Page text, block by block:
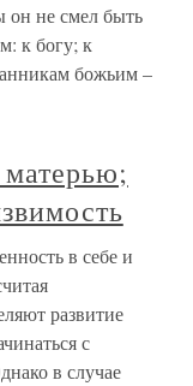
он не смел быть
к богу; к
божьим –
в себе и
развитие
с
в случае